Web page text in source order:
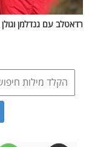
רדאטלב עם גנדלמן וגולן